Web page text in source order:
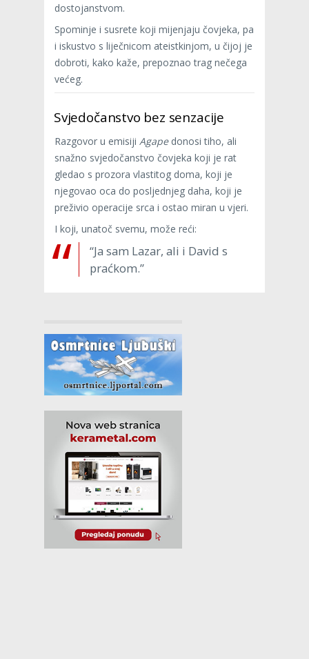
dostojanstvom.
Spominje i susrete koji mijenjaju čovjeka, pa
i iskustvo s liječnicom ateistkinjom, u čijoj je
dobroti, kako kaže, prepoznao trag nečega
većeg.
Svjedočanstvo bez senzacije
Razgovor u emisiji Agapedonosi tiho, ali
snažno svjedočanstvo čovjeka koji je rat
gledao s prozora vlastitog doma, koji je
njegovao oca do posljednjeg daha, koji je
preživio operacije srca i ostao miran u vjeri.
I koji, unatoč svemu, može reći:
“Ja sam Lazar, ali i David s
praćkom.”